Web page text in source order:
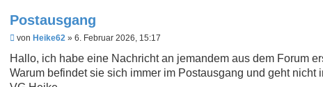
Postausgang
B
i
t
r
von Heike62 » 6. Februar 2026, 15:17
Hallo, ich habe eine Nachricht an jemandem aus dem Forum
Warum befindet sie sich immer im Postausgang und geht nicht